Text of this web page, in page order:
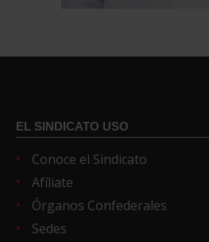
EL SINDICATO USO
Conoce el Sindicato
Afíliate
Órganos Confederales
Sedes